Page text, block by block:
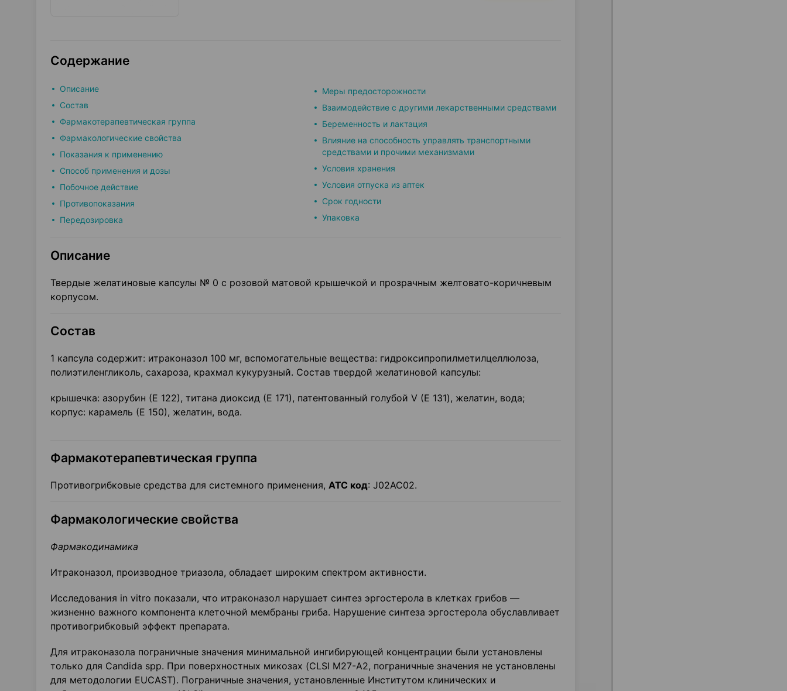
Содержание
Описание
Состав
Фармакотерапевтическая группа
Фармакологические свойства
Показания к применению
Способ применения и дозы
Побочное действие
Противопоказания
Передозировка
Меры предосторожности
Взаимодействие с другими лекарственными средствами
Беременность и лактация
Влияние на способность управлять транспортными
средствами и прочими механизмами
Условия хранения
Условия отпуска из аптек
Срок годности
Упаковка
Описание
Твердые желатиновые капсулы № 0 с розовой матовой крышечкой и прозрачным желтовато-коричневым
корпусом.
Состав
1 капсула содержит: итраконазол 100 мг, вспомогательные вещества: гидроксипропилметилцеллюлоза,
полиэтиленгликоль, сахароза, крахмал кукурузный. Состав твердой желатиновой капсулы:
крышечка: азорубин (Е 122), титана диоксид (Е 171), патентованный голубой V (Е 131), желатин, вода;
корпус: карамель (Е 150), желатин, вода.
Фармакотерапевтическая группа
Противогрибковые средства для системного применения, АТС код: Ј02АС02.
Фармакологические свойства
Фармакодинамика
Итраконазол, производное триазола, обладает широким спектром активности.
Исследования in vitro показали, что итраконазол нарушает синтез эргостерола в клетках грибов —
жизненно важного компонента клеточной мембраны гриба. Нарушение синтеза эргостерола обуславливает
противогрибковый эффект препарата.
Для итраконазола пограничные значения минимальной ингибирующей концентрации были установлены
только для Candida spp. При поверхностных микозах (CLSI М27-А2, пограничные значения не установлены
для методологии EUCAST). Пограничные значения, установленные Институтом клинических и